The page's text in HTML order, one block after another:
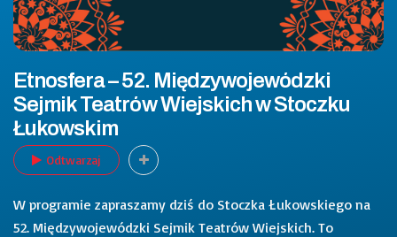
Etnosfera – 52. Międzywojewódzki
Sejmik Teatrów Wiejskich w Stoczku
Łukowskim
Odtwarzaj
W programie zapraszamy dziś do Stoczka Łukowskiego na
52. Międzywojewódzki Sejmik Teatrów Wiejskich. To